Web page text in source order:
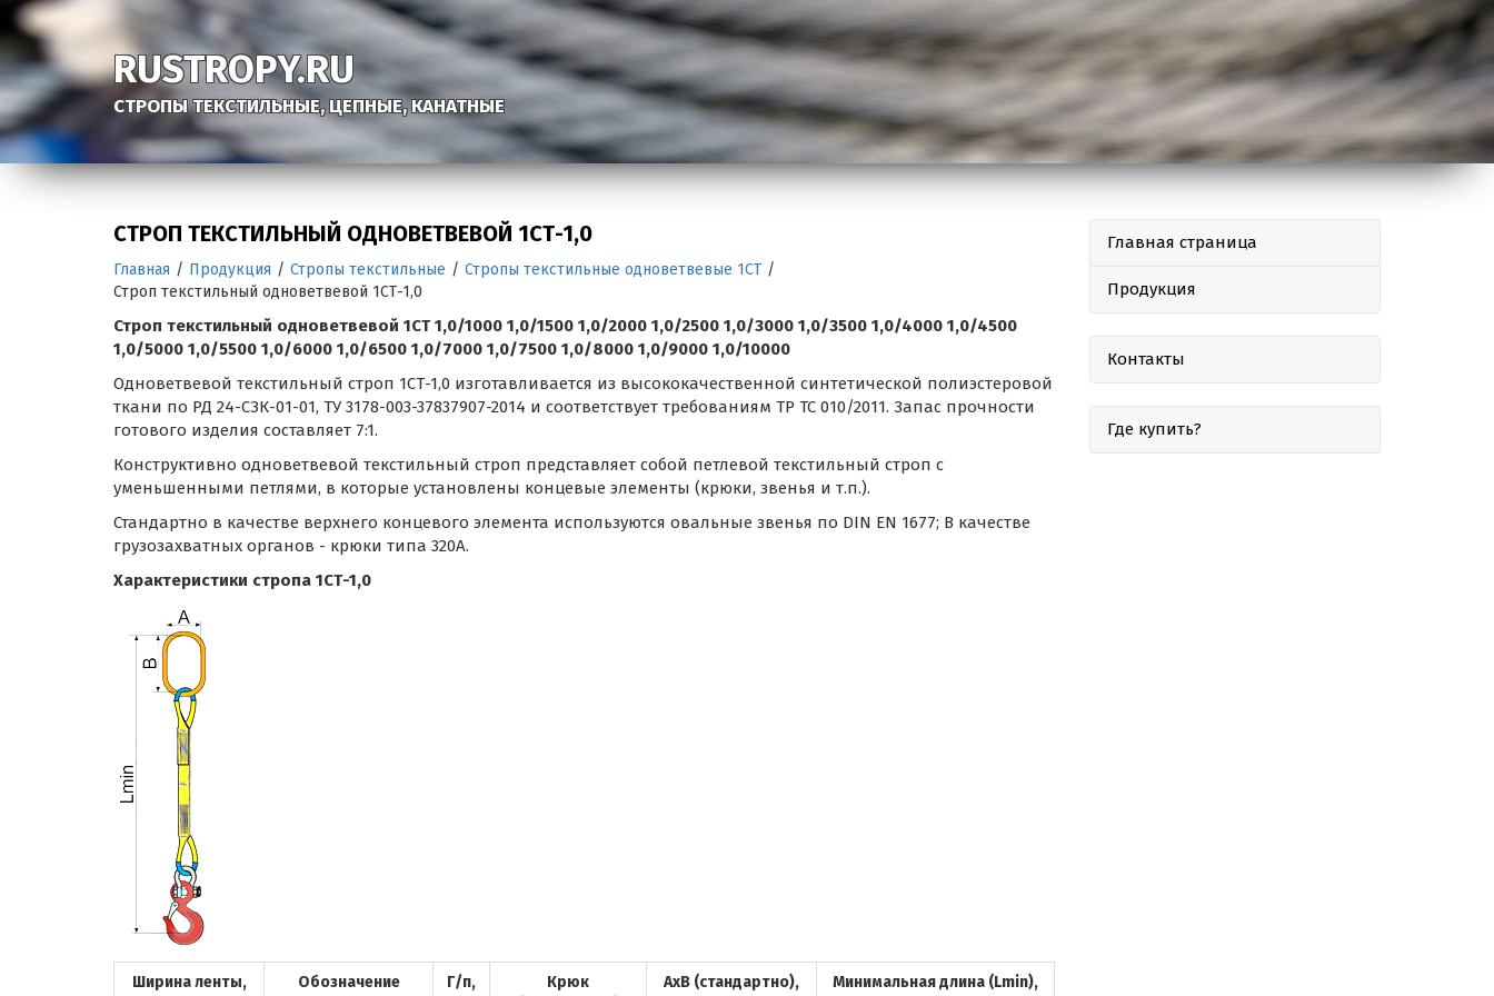
RUSTROPY.RU
СТРОПЫ ТЕКСТИЛЬНЫЕ, ЦЕПНЫЕ, КАНАТНЫЕ
СТРОП ТЕКСТИЛЬНЫЙ ОДНОВЕТВЕВОЙ 1СТ-1,0
Главная / Продукция / Стропы текстильные / Стропы текстильные одноветвевые 1СТ /
Строп текстильный одноветвевой 1СТ-1,0
Строп текстильный одноветвевой 1СТ 1,0/1000 1,0/1500 1,0/2000 1,0/2500 1,0/3000 1,0/3500 1,0/4000 1,0/4500
1,0/5000 1,0/5500 1,0/6000 1,0/6500 1,0/7000 1,0/7500 1,0/8000 1,0/9000 1,0/10000
Одноветвевой текстильный строп 1СТ-1,0 изготавливается из высококачественной синтетической полиэстеровой
ткани по РД 24-СЗК-01-01, ТУ 3178-003-37837907-2014 и соответствует требованиям ТР ТС 010/2011. Запас прочности
готового изделия составляет 7:1.
Конструктивно одноветвевой текстильный строп представляет собой петлевой текстильный строп с
уменьшенными петлями, в которые установлены концевые элементы (крюки, звенья и т.п.).
Стандартно в качестве верхнего концевого элемента используются овальные звенья по DIN EN 1677; В качестве
грузозахватных органов - крюки типа 320А.
Характеристики стропа 1СТ-1,0
Ширина ленты,
Обозначение
Г/п,
Крюк
АхВ (стандартно),
Минимальная длина (Lmin),
Главная страница
Продукция
Контакты
Где купить?